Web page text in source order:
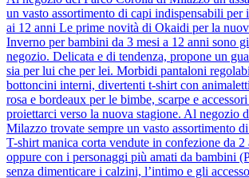
un vasto assortimento di capi indispensabili per
ai 12 anni Le prime novità di Okaidi per la
Inverno per bambini da 3 mesi a 12 anni sono
negozio. Delicata e di tendenza, propone un
sia per lui che per lei. Morbidi pantaloni
bottoncini interni, divertenti t-shirt con
rosa e bordeaux per le bimbe, scarpe e
proiettarci verso la nuova stagione. Al negozio
Milazzo trovate sempre un vasto assortimento
T-shirt manica corta vendute in confezione da
oppure con i personaggi più amati da bambini
senza dimenticare i calzini, l’intimo e gli